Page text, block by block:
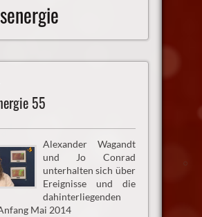
55
Alexander Wagandt
und Jo Conrad
unterhalten sich über
Ereignisse und die
dahinterliegenden
Mai 2014